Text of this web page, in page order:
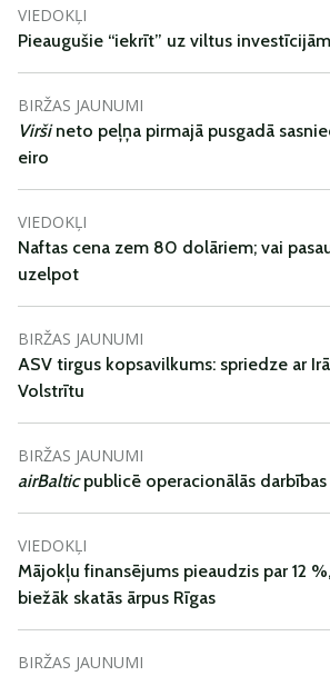
VIEDOKĻI
Pieaugušie “iekrīt” uz viltus investīcijām
BIRŽAS JAUNUMI
Viršineto peļņa pirmajā pusgadā
eiro
VIEDOKĻI
Naftas cena zem 80 dolāriem; vai
uzelpot
BIRŽAS JAUNUMI
ASV tirgus kopsavilkums: spriedze ar
Volstrītu
BIRŽAS JAUNUMI
airBalticpublicē operacionālās
VIEDOKĻI
Mājokļu finansējums pieaudzis par 12
biežāk skatās ārpus Rīgas
BIRŽAS JAUNUMI